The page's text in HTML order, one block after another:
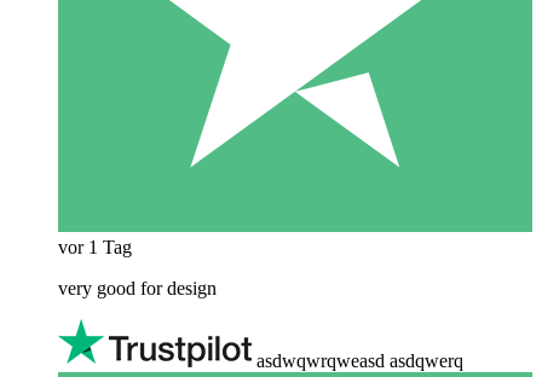
vor 1 Tag
very good for design
asdwqwrqweasd asdqwerq